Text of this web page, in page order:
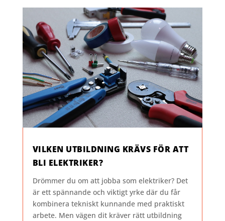
VILKEN UTBILDNING KRÄVS FÖR ATT
BLI ELEKTRIKER?
Drömmer du om att jobba som elektriker? Det
är ett spännande och viktigt yrke där du får
kombinera tekniskt kunnande med praktiskt
arbete. Men vägen dit kräver rätt utbildning